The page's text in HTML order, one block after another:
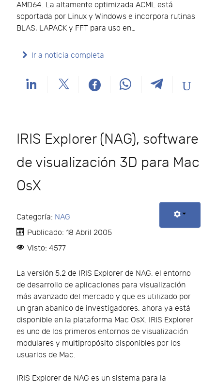
AMD64. La altamente optimizada ACML está
soportada por Linux y Windows e incorpora rutinas
BLAS, LAPACK y FFT para uso en…
Ir a noticia completa
IRIS Explorer (NAG), software
de visualización 3D para Mac
OsX
Categoría: NAG
Publicado: 18 Abril 2005
Visto: 4577
La versión 5.2 de IRIS Explorer de NAG, el entorno
de desarrollo de aplicaciones para visualización
más avanzado del mercado y que es utilizado por
un gran abanico de investigadores, ahora ya está
disponible en la plataforma Mac OsX. IRIS Explorer
es uno de los primeros entornos de visualización
modulares y multipropósito disponibles por los
usuarios de Mac.
IRIS Explorer de NAG es un sistema para la